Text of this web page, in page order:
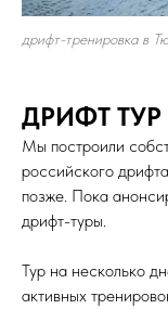
дрифт-тренировка в
ДРИФТ
Мы построили
российского
позже. Пока
дрифт-туры.
Тур на несколько
активных